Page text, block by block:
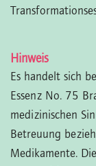
Hinweis
Es handelt sich
Essenz No. 75
medizinischen
Betreuung
Medikamente.